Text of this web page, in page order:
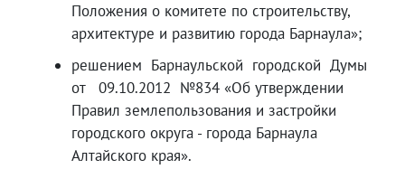
Положения о комитете по строительству,
архитектуре и развитию города Барнаула»;
решением Барнаульской городской Думы
от 09.10.2012 №834 «Об утверждении
Правил землепользования и застройки
городского округа - города Барнаула
Алтайского края».